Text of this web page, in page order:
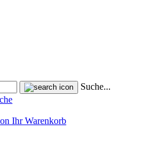
Suche...
Ihr Warenkorb